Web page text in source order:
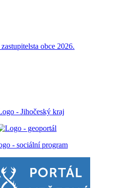
obce 2026.